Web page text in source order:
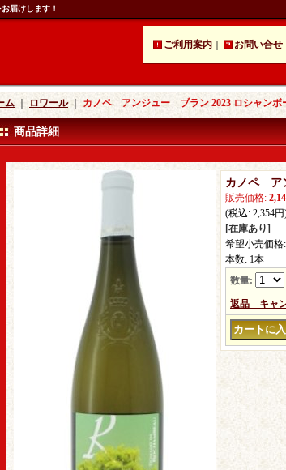
届けします！
ご利用案内 お問い合せ
ム ロワール｜ カノペ アンジュー ブラン 2023 ロシャンボ
商品詳細
カノペ ア
販売価格:
(税込: 2,354円
[在庫あり]
希望小売価格:
本数: 1本
数量:
返品 キャ